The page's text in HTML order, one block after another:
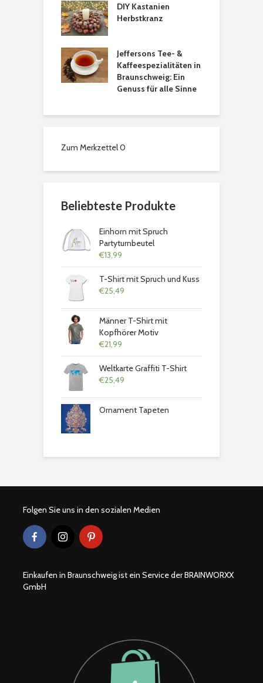
DIY Kastanien
Herbstkranz
Jeffersons Tee- &
Kaffeespezialitäten in
Braunschweig: Ein
Genuss für alle Sinne
Zum Merkzettel0
Beliebteste Produkte
Einhorn mit Spruch
Partyturnbeutel
€13,99
T-Shirt mit Spruch und Kuss
€25,49
Männer T-Shirt mit
Kopfhörer Motiv
€21,99
Weltkarte Graffiti T-Shirt
€25,49
Ornament Tapeten
Folgen Sie uns in den sozialen Medien
Einkaufen in Braunschweig ist ein Service der BRAINWORXX
GmbH